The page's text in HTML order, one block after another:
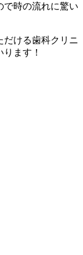
で時の流れに驚い
だける歯科クリニ
ます！